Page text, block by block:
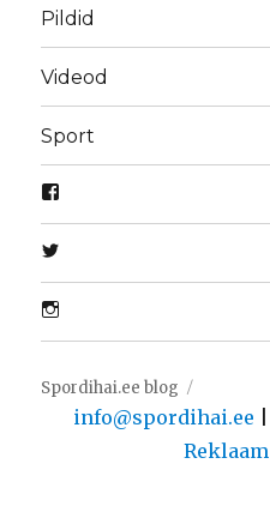
Pildid
Videod
Sport
Spordihai.ee blog
info@spordihai.ee
Reklaam